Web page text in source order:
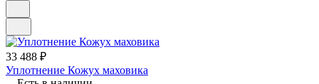
33 488 ₽
Уплотнение Кожух маховика